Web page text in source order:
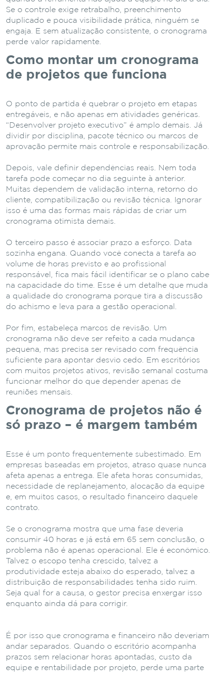
Se o controle exige retrabalho, preenchimento
duplicado e pouca visibilidade prática, ninguém se
engaja. E sem atualização consistente, o cronograma
perde valor rapidamente.
Como montar um cronograma
de projetos que funciona
O ponto de partida é quebrar o projeto em etapas
entregáveis, e não apenas em atividades genéricas.
“Desenvolver projeto executivo” é amplo demais. Já
dividir por disciplina, pacote técnico ou marcos de
aprovação permite mais controle e responsabilização.
Depois, vale definir dependências reais. Nem toda
tarefa pode começar no dia seguinte à anterior.
Muitas dependem de validação interna, retorno do
cliente, compatibilização ou revisão técnica. Ignorar
isso é uma das formas mais rápidas de criar um
cronograma otimista demais.
O terceiro passo é associar prazo a esforço. Data
sozinha engana. Quando você conecta a tarefa ao
volume de horas previsto e ao profissional
responsável, fica mais fácil identificar se o plano cabe
na capacidade do time. Esse é um detalhe que muda
a qualidade do cronograma porque tira a discussão
do achismo e leva para a gestão operacional.
Por fim, estabeleça marcos de revisão. Um
cronograma não deve ser refeito a cada mudança
pequena, mas precisa ser revisado com frequência
suficiente para apontar desvio cedo. Em escritórios
com muitos projetos ativos, revisão semanal costuma
funcionar melhor do que depender apenas de
reuniões mensais.
Cronograma de projetos não é
só prazo – é margem também
Esse é um ponto frequentemente subestimado. Em
empresas baseadas em projetos, atraso quase nunca
afeta apenas a entrega. Ele afeta horas consumidas,
necessidade de replanejamento, alocação da equipe
e, em muitos casos, o resultado financeiro daquele
contrato.
Se o cronograma mostra que uma fase deveria
consumir 40 horas e já está em 65 sem conclusão, o
problema não é apenas operacional. Ele é econômico.
Talvez o escopo tenha crescido, talvez a
produtividade esteja abaixo do esperado, talvez a
distribuição de responsabilidades tenha sido ruim.
Seja qual for a causa, o gestor precisa enxergar isso
enquanto ainda dá para corrigir.
É por isso que cronograma e financeiro não deveriam
andar separados. Quando o escritório acompanha
prazos sem relacionar horas apontadas, custo da
equipe e rentabilidade por projeto, perde uma parte